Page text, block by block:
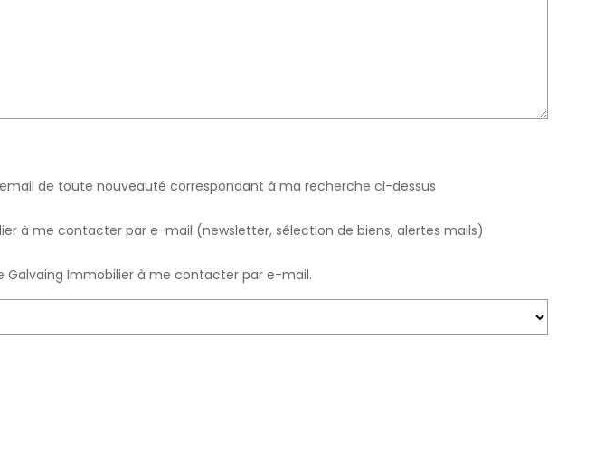
de toute nouveauté correspondant à ma recherche ci-dessus
à me contacter par e-mail (newsletter, sélection de biens, alertes mails)
Galvaing Immobilier à me contacter par e-mail.